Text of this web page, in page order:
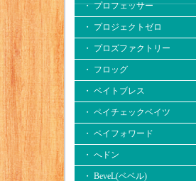
・ プロフェッサー
・ プロジェクトゼロ
・ プロズファクトリー
・ フロッグ
・ ベイトブレス
・ ペイチェックベイツ
・ ペイフォワード
・ へドン
・ BeveL(ベベル)